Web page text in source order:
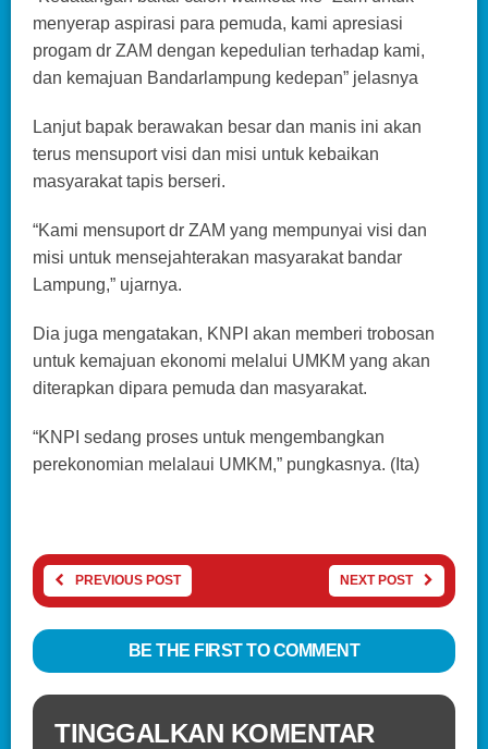
menyerap aspirasi para pemuda, kami apresiasi
progam dr ZAM dengan kepedulian terhadap kami,
dan kemajuan Bandarlampung kedepan” jelasnya
Lanjut bapak berawakan besar dan manis ini akan
terus mensuport visi dan misi untuk kebaikan
masyarakat tapis berseri.
“Kami mensuport dr ZAM yang mempunyai visi dan
misi untuk mensejahterakan masyarakat bandar
Lampung,” ujarnya.
Dia juga mengatakan, KNPI akan memberi trobosan
untuk kemajuan ekonomi melalui UMKM yang akan
diterapkan dipara pemuda dan masyarakat.
“KNPI sedang proses untuk mengembangkan
perekonomian melalaui UMKM,” pungkasnya. (Ita)
PREVIOUS POST NEXT POST
BE THE FIRST TO COMMENT
TINGGALKAN KOMENTAR